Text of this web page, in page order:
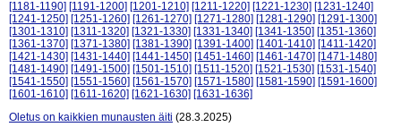
[1181-1190] [1191-1200] [1201-1210] [1211-1220] [1221-1230] [1231-1240]
[1241-1250] [1251-1260] [1261-1270] [1271-1280] [1281-1290] [1291-1300]
[1301-1310] [1311-1320] [1321-1330] [1331-1340] [1341-1350] [1351-1360]
[1361-1370] [1371-1380] [1381-1390] [1391-1400] [1401-1410] [1411-1420]
[1421-1430] [1431-1440] [1441-1450] [1451-1460] [1461-1470] [1471-1480]
[1481-1490] [1491-1500] [1501-1510] [1511-1520] [1521-1530] [1531-1540]
[1541-1550] [1551-1560] [1561-1570] [1571-1580] [1581-1590] [1591-1600]
[1601-1610] [1611-1620] [1621-1630] [1631-1636]
Oletus on kaikkien munausten äiti (28.3.2025)